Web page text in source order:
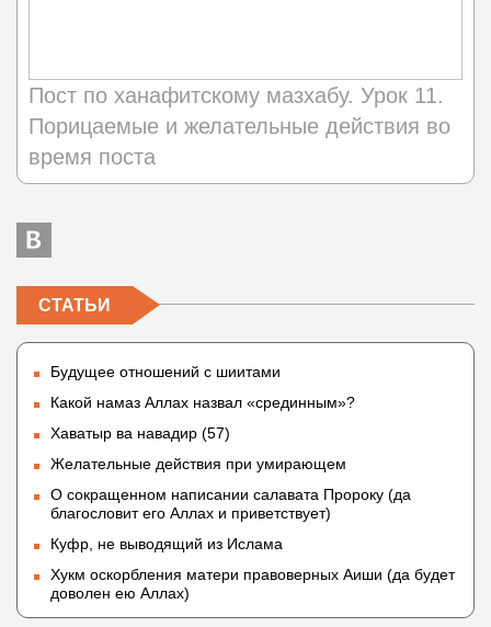
Пост по ханафитскому мазхабу. Урок 11.
Порицаемые и желательные действия во
время поста
СТАТЬИ
Будущее отношений с шиитами
Какой намаз Аллах назвал «срединным»?
Хаватыр ва навадир (57)
Желательные действия при умирающем
О сокращенном написании салавата Пророку (да
благословит его Аллах и приветствует)
Куфр, не выводящий из Ислама
Хукм оскорбления матери правоверных Аиши (да будет
доволен ею Аллах)